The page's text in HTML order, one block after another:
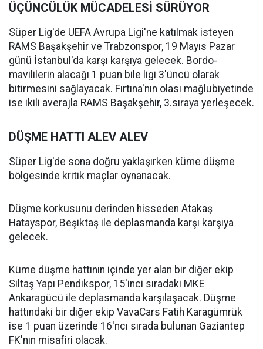
ÜÇÜNCÜLÜK MÜCADELESİ SÜRÜYOR
Süper Lig'de UEFA Avrupa Ligi'ne katılmak isteyen
RAMS Başakşehir ve Trabzonspor, 19 Mayıs Pazar
günü İstanbul'da karşı karşıya gelecek. Bordo-
mavililerin alacağı 1 puan bile ligi 3'üncü olarak
bitirmesini sağlayacak. Fırtına'nın olası mağlubiyetinde
ise ikili averajla RAMS Başakşehir, 3.sıraya yerleşecek.
DÜŞME HATTI ALEV ALEV
Süper Lig'de sona doğru yaklaşırken küme düşme
bölgesinde kritik maçlar oynanacak.
Düşme korkusunu derinden hisseden Atakaş
Hatayspor, Beşiktaş ile deplasmanda karşı karşıya
gelecek.
Küme düşme hattının içinde yer alan bir diğer ekip
Siltaş Yapı Pendikspor, 15'inci sıradaki MKE
Ankaragücü ile deplasmanda karşılaşacak. Düşme
hattındaki bir diğer ekip VavaCars Fatih Karagümrük
ise 1 puan üzerinde 16'ncı sırada bulunan Gaziantep
FK'nın misafiri olacak.